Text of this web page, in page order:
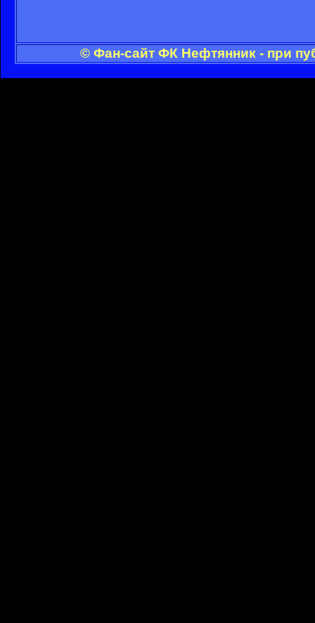
© Фан-сайт ФК Нефтянник - при